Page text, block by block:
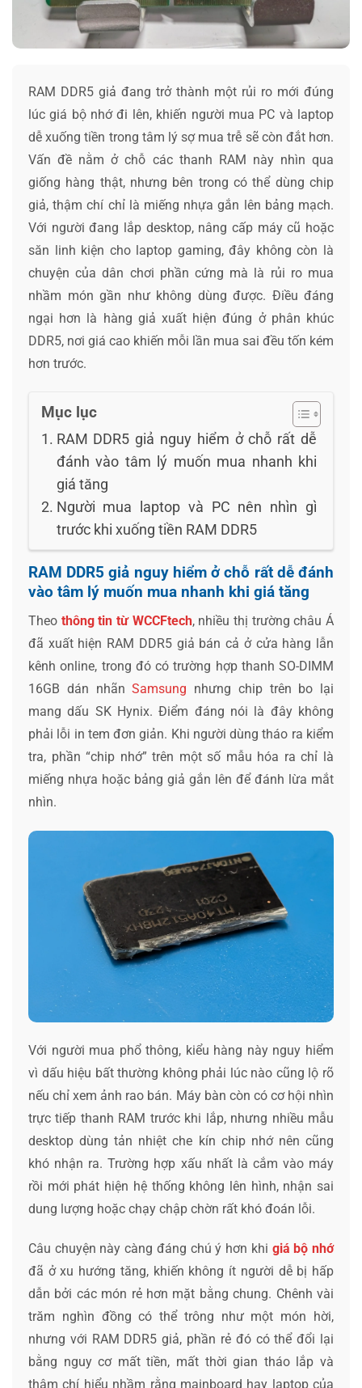
RAM DDR5 giả đang trở thành một rủi ro mới đúng
lúc giá bộ nhớ đi lên, khiến người mua PC và laptop
dễ xuống tiền trong tâm lý sợ mua trễ sẽ còn đắt hơn.
Vấn đề nằm ở chỗ các thanh RAM này nhìn qua
giống hàng thật, nhưng bên trong có thể dùng chip
giả, thậm chí chỉ là miếng nhựa gắn lên bảng mạch.
Với người đang lắp desktop, nâng cấp máy cũ hoặc
săn linh kiện cho laptop gaming, đây không còn là
chuyện của dân chơi phần cứng mà là rủi ro mua
nhầm món gần như không dùng được. Điều đáng
ngại hơn là hàng giả xuất hiện đúng ở phân khúc
DDR5, nơi giá cao khiến mỗi lần mua sai đều tốn kém
hơn trước.
Mục lục
RAM DDR5 giả nguy hiểm ở chỗ rất dễ
đánh vào tâm lý muốn mua nhanh khi
giá tăng
Người mua laptop và PC nên nhìn gì
trước khi xuống tiền RAM DDR5
RAM DDR5 giả nguy hiểm ở chỗ rất dễ đánh
vào tâm lý muốn mua nhanh khi giá tăng
Theo thông tin từ WCCFtech, nhiều thị trường châu Á
đã xuất hiện RAM DDR5 giả bán cả ở cửa hàng lẫn
kênh online, trong đó có trường hợp thanh SO-DIMM
16GB dán nhãnSamsung nhưng chip trên bo lại
mang dấu SK Hynix. Điểm đáng nói là đây không
phải lỗi in tem đơn giản. Khi người dùng tháo ra kiểm
tra, phần “chip nhớ” trên một số mẫu hóa ra chỉ là
miếng nhựa hoặc bảng giả gắn lên để đánh lừa mắt
nhìn.
Với người mua phổ thông, kiểu hàng này nguy hiểm
vì dấu hiệu bất thường không phải lúc nào cũng lộ rõ
nếu chỉ xem ảnh rao bán. Máy bàn còn có cơ hội nhìn
trực tiếp thanh RAM trước khi lắp, nhưng nhiều mẫu
desktop dùng tản nhiệt che kín chip nhớ nên cũng
khó nhận ra. Trường hợp xấu nhất là cắm vào máy
rồi mới phát hiện hệ thống không lên hình, nhận sai
dung lượng hoặc chạy chập chờn rất khó đoán lỗi.
Câu chuyện này càng đáng chú ý hơn khi giá bộ nhớ
đã ở xu hướng tăng, khiến không ít người dễ bị hấp
dẫn bởi các món rẻ hơn mặt bằng chung. Chênh vài
trăm nghìn đồng có thể trông như một món hời,
nhưng với RAM DDR5 giả, phần rẻ đó có thể đổi lại
bằng nguy cơ mất tiền, mất thời gian tháo lắp và
thậm chí hiểu nhầm rằng mainboard hay laptop của